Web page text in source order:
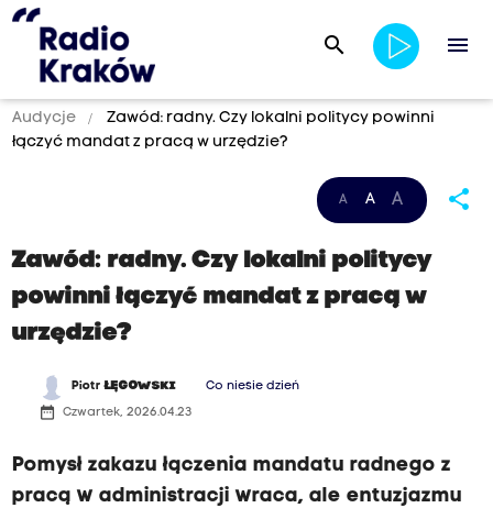
search menu
Audycje
Zawód: radny. Czy lokalni politycy powinni
łączyć mandat z pracą w urzędzie?
A A A share
Zawód: radny. Czy lokalni politycy
powinni łączyć mandat z pracą w
urzędzie?
PiotrŁĘGOWSKI Co niesie dzień
date_range Czwartek, 2026.04.23
Pomysł zakazu łączenia mandatu radnego z
pracą w administracji wraca, ale entuzjazmu